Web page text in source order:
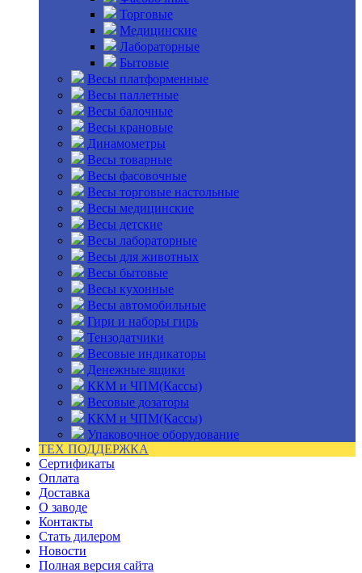
Торговые
Медицинские
Лабораторные
Бытовые
Весы платформенные
Весы паллетные
Весы балочные
Весы крановые
Динамометры
Весы товарные
Весы фасовочные
Весы торговые настольные
Весы медицинские
Весы детские
Весы лабораторные
Весы для животных
Весы бытовые
Весы кухонные
Весы автомобильные
Гири и наборы гирь
Тензодатчики
Весовые индикаторы
Денежные ящики
ККМ и ЧПМ(Кассы)
Весовые дозаторы
ККМ и ЧПМ(Кассы)
Упаковочное оборудование
ТЕХ ПОДДЕРЖКА
Сертификаты
Оплата
Доставка
О заводе
Контакты
Стать дилером
Новости
Полная версия сайта